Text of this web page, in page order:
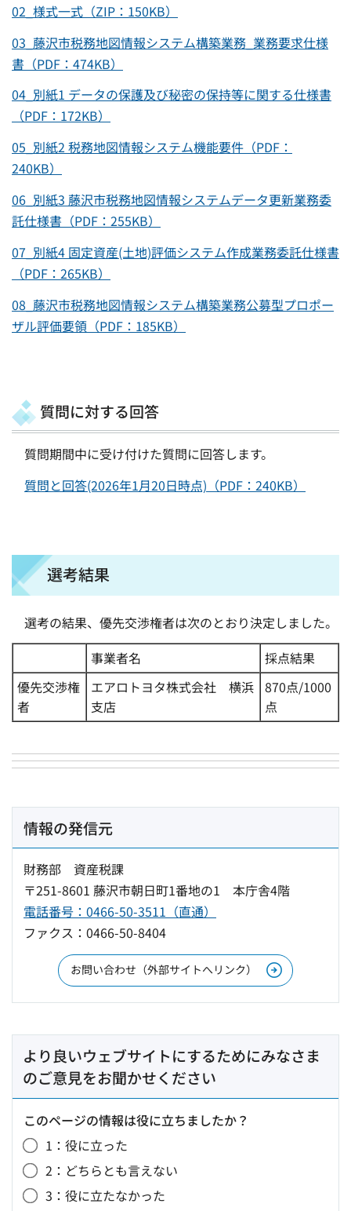
02_様式一式（ZIP：150KB）
03_藤沢市税務地図情報システム構築業務_業務要求仕様
書（PDF：474KB）
04_別紙1 データの保護及び秘密の保持等に関する仕様書
（PDF：172KB）
05_別紙2 税務地図情報システム機能要件（PDF：
240KB）
06_別紙3 藤沢市税務地図情報システムデータ更新業務委
託仕様書（PDF：255KB）
07_別紙4 固定資産(土地)評価システム作成業務委託仕様書
（PDF：265KB）
08_藤沢市税務地図情報システム構築業務公募型プロポー
ザル評価要領（PDF：185KB）
質問に対する回答
質問期間中に受け付けた質問に回答します。
質問と回答(2026年1月20日時点)（PDF：240KB）
選考結果
選考の結果、優先交渉権者は次のとおり決定しました。
事業者名
採点結果
優先交渉権
者
エアロトヨタ株式会社 横浜
支店
870点/1000
点
情報の発信元
財務部 資産税課
〒251-8601 藤沢市朝日町1番地の1 本庁舎4階
電話番号：0466-50-3511（直通）
ファクス：0466-50-8404
お問い合わせ（外部サイトへリンク）
より良いウェブサイトにするためにみなさま
のご意見をお聞かせください
このページの情報は役に立ちましたか？
1：役に立った
2：どちらとも言えない
3：役に立たなかった